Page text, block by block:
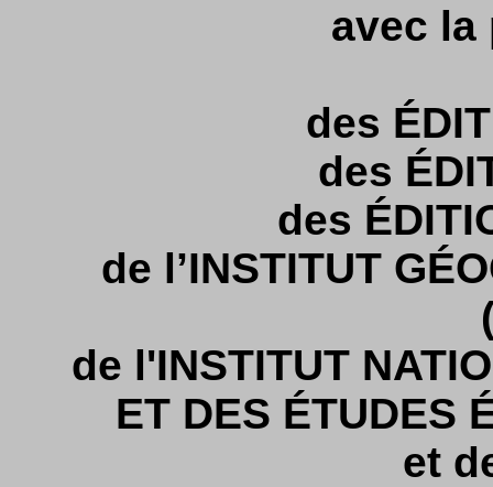
avec
des
des
des
de l’INSTITUT
de l'INSTITUT
ET DES ÉTUDES
et